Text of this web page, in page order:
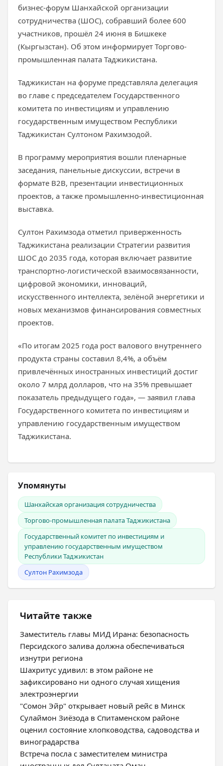
бизнес-форум Шанхайской организации
сотрудничества (ШОС), собравший более 600
участников, прошёл 24 июня в Бишкеке
(Кыргызстан). Об этом информирует Торгово-
промышленная палата Таджикистана.
Таджикистан на форуме представляла делегация
во главе с председателем Государственного
комитета по инвестициям и управлению
государственным имуществом Республики
Таджикистан Султоном Рахимзодой.
В программу мероприятия вошли пленарные
заседания, панельные дискуссии, встречи в
формате B2B, презентации инвестиционных
проектов, а также промышленно-инвестиционная
выставка.
Султон Рахимзода отметил приверженность
Таджикистана реализации Стратегии развития
ШОС до 2035 года, которая включает развитие
транспортно-логистической взаимосвязанности,
цифровой экономики, инноваций,
искусственного интеллекта, зелёной энергетики и
новых механизмов финансирования совместных
проектов.
«По итогам 2025 года рост валового внутреннего
продукта страны составил 8,4%, а объём
привлечённых иностранных инвестиций достиг
около 7 млрд долларов, что на 35% превышает
показатель предыдущего года», — заявил глава
Государственного комитета по инвестициям и
управлению государственным имуществом
Таджикистана.
Упомянуты
Шанхайская организация сотрудничества
Торгово-промышленная палата Таджикистана
Государственный комитет по инвестициям и
управлению государственным имуществом
Республики Таджикистан
Султон Рахимзода
Читайте также
Заместитель главы МИД Ирана: безопасность
Персидского залива должна обеспечиваться
изнутри региона
Шахритус удивил: в этом районе не
зафиксировано ни одного случая хищения
электроэнергии
"Сомон Эйр" открывает новый рейс в Минск
Сулаймон Зиёзода в Спитаменском районе
оценил состояние хлопководства, садоводства и
виноградарства
Встреча посла с заместителем министра